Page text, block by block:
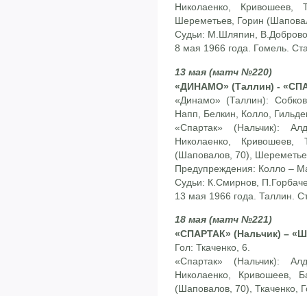
Николаенко, Кривошеев,
Шереметьев, Горин
Судьи: М.Шляпин,
8 мая 1966 года. Гомель.
13 мая (матч №220)
«ДИНАМО» (Таллин) -
«Динамо» (Таллин):
Напп, Белкин, Колло,
«Спартак» (Нальчик):
Николаенко, Кривошеев,
(Шаповалов, 70),
Предупреждения: Колло –
Судьи: К.Смирнов,
13 мая 1966 года. Таллин.
18 мая (матч №221)
«СПАРТАК» (Нальчик) –
Гол: Ткаченко, 6.
«Спартак» (Нальчик):
Николаенко, Кривошеев,
(Шаповалов, 70), Ткаченко,